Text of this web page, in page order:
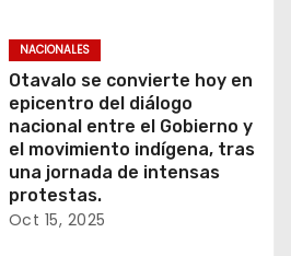
NACIONALES
Otavalo se convierte hoy en
epicentro del diálogo
nacional entre el Gobierno y
el movimiento indígena, tras
una jornada de intensas
protestas.
Oct 15, 2025